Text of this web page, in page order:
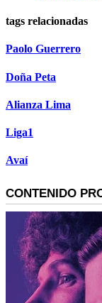
tags relacionadas
Paolo Guerrero
Doña Peta
Alianza Lima
Liga1
Avaí